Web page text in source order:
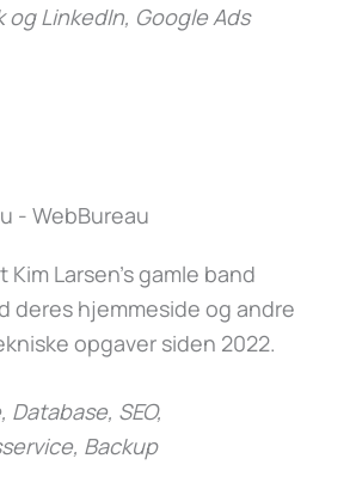
og LinkedIn, Google Ads
Larsen’s gamle band
deres hjemmeside og andre
opgaver siden 2022.
SEO,
Backup